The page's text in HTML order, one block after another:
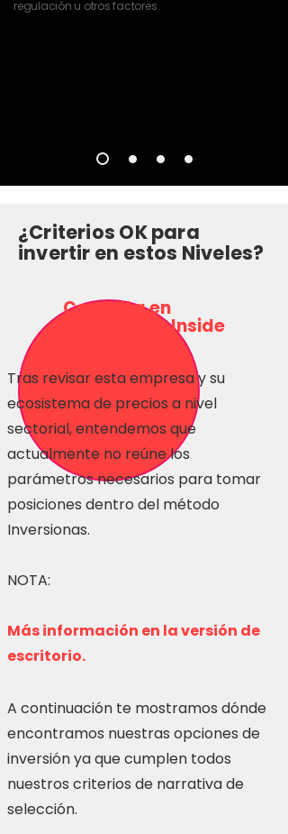
regulación u otros factores.
¿Criterios OK para
invertir en estos Niveles?
Consulta en
Inversionas Inside
Tras revisar esta empresa y su
ecosistema de precios a nivel
sectorial, entendemos que
actualmente no reúne los
parámetros necesarios para tomar
posiciones dentro del método
Inversionas.
NOTA:
Más información en la versión de
escritorio.
A continuación te mostramos dónde
encontramos nuestras opciones de
inversión ya que cumplen todos
nuestros criterios de narrativa de
selección.